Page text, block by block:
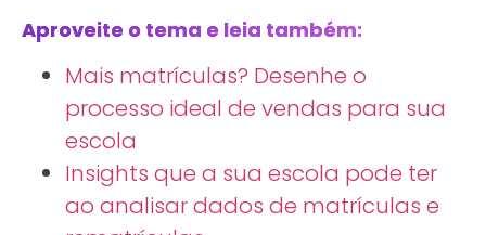
Aproveite o tema e leia também:
Mais matrículas? Desenhe o
processo ideal de vendas para sua
escola
Insights que a sua escola pode ter
ao analisar dados de matrículas e